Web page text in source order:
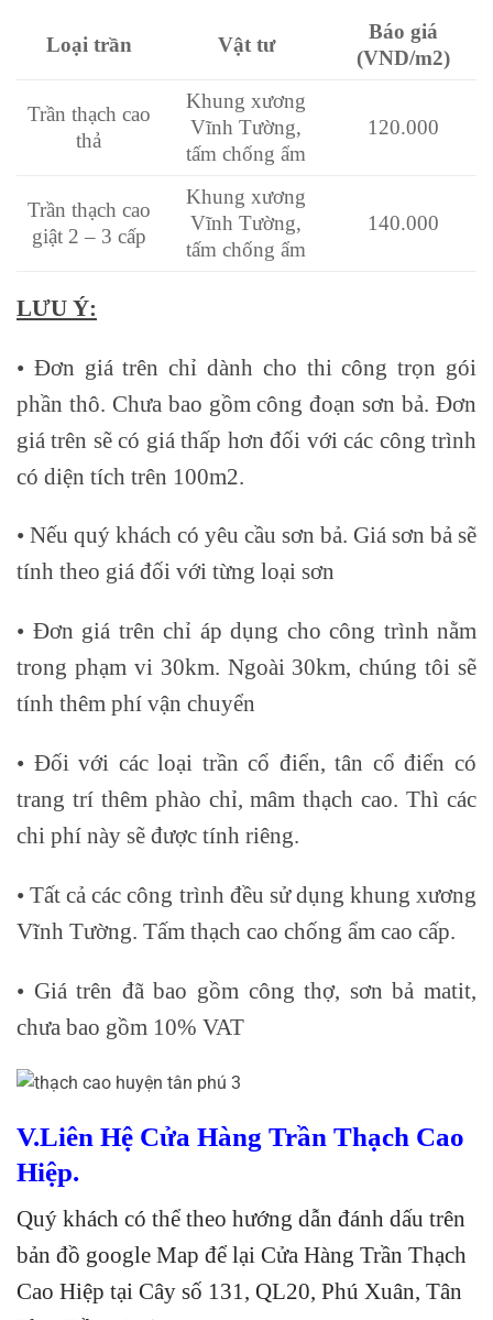
Loại trần Vật tư
Báo giá
(VND/m2)
Trần thạch cao
thả
Khung xương
Vĩnh Tường,
tấm chống ẩm
120.000
Trần thạch cao
giật 2 – 3 cấp
Khung xương
Vĩnh Tường,
tấm chống ẩm
140.000
LƯU Ý:
• Đơn giá trên chỉ dành cho thi công trọn gói
phần thô. Chưa bao gồm công đoạn sơn bả. Đơn
giá trên sẽ có giá thấp hơn đối với các công trình
có diện tích trên 100m2.
• Nếu quý khách có yêu cầu sơn bả. Giá sơn bả sẽ
tính theo giá đối với từng loại sơn
• Đơn giá trên chỉ áp dụng cho công trình nằm
trong phạm vi 30km. Ngoài 30km, chúng tôi sẽ
tính thêm phí vận chuyển
• Đối với các loại trần cổ điển, tân cổ điển có
trang trí thêm phào chỉ, mâm thạch cao. Thì các
chi phí này sẽ được tính riêng.
• Tất cả các công trình đều sử dụng khung xương
Vĩnh Tường. Tấm thạch cao chống ẩm cao cấp.
• Giá trên đã bao gồm công thợ, sơn bả matit,
chưa bao gồm 10% VAT
V.Liên Hệ Cửa Hàng Trần Thạch Cao
Hiệp.
Quý khách có thể theo hướng dẫn đánh dấu trên
bản đồ google Map để lại Cửa Hàng Trần Thạch
Cao Hiệp tại Cây số 131, QL20, Phú Xuân, Tân